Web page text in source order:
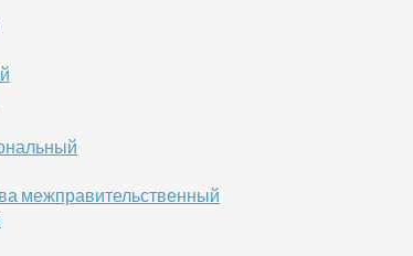
межправительственный